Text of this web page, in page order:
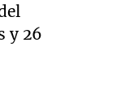
y 26